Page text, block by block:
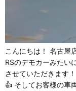
こんにちは！ 名古屋
RSのデモカーみたい
させていただきます
👍 そしてお客様の車